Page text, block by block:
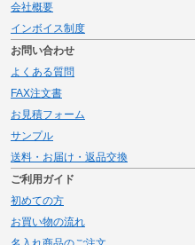
会社概要
インボイス制度
お問い合わせ
よくある質問
FAX注文書
お見積フォーム
サンプル
送料・お届け・返品交換
ご利用ガイド
初めての方
お買い物の流れ